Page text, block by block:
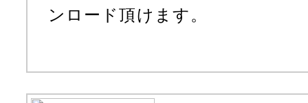
ンロード頂けます。